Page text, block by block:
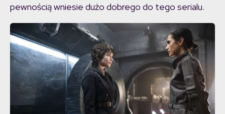
pewnością wniesie dużo dobrego do tego serialu.